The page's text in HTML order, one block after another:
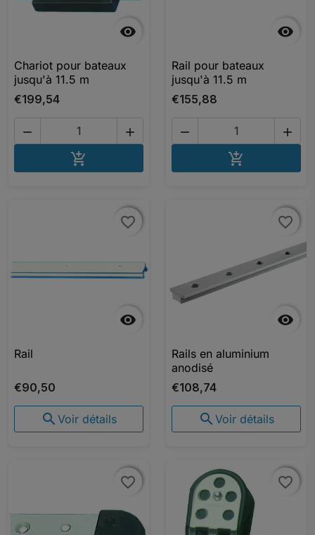

Chariot pour bateaux
jusqu'à 11.5 m
€199,54
 


Rail pour bateaux
jusqu'à 11.5 m
€155,88
 


favorite_border
favorite_border
Rail
€90,50
 Voir détails

favorite_border
favorite_border
Rails en aluminium
anodisé
€108,74
 Voir détails
favorite_border
favorite_border favorite_border
favorite_border